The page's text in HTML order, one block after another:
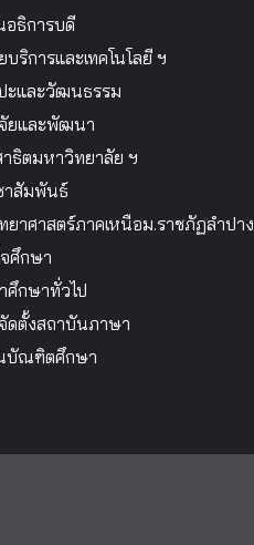
อธิการบดี
ริการและเทคโนโลยี ฯ
ะและวัฒนธรรม
ยและพัฒนา
าธิตมหาวิทยาลัย ฯ
าสัมพันธ์
ยาศาสตร์ภาคเหนือม.ราชภัฏลำปาง
ศึกษา
ศึกษาทั่วไป
ดตั้งสถาบันภาษา
บัณฑิตศึกษา